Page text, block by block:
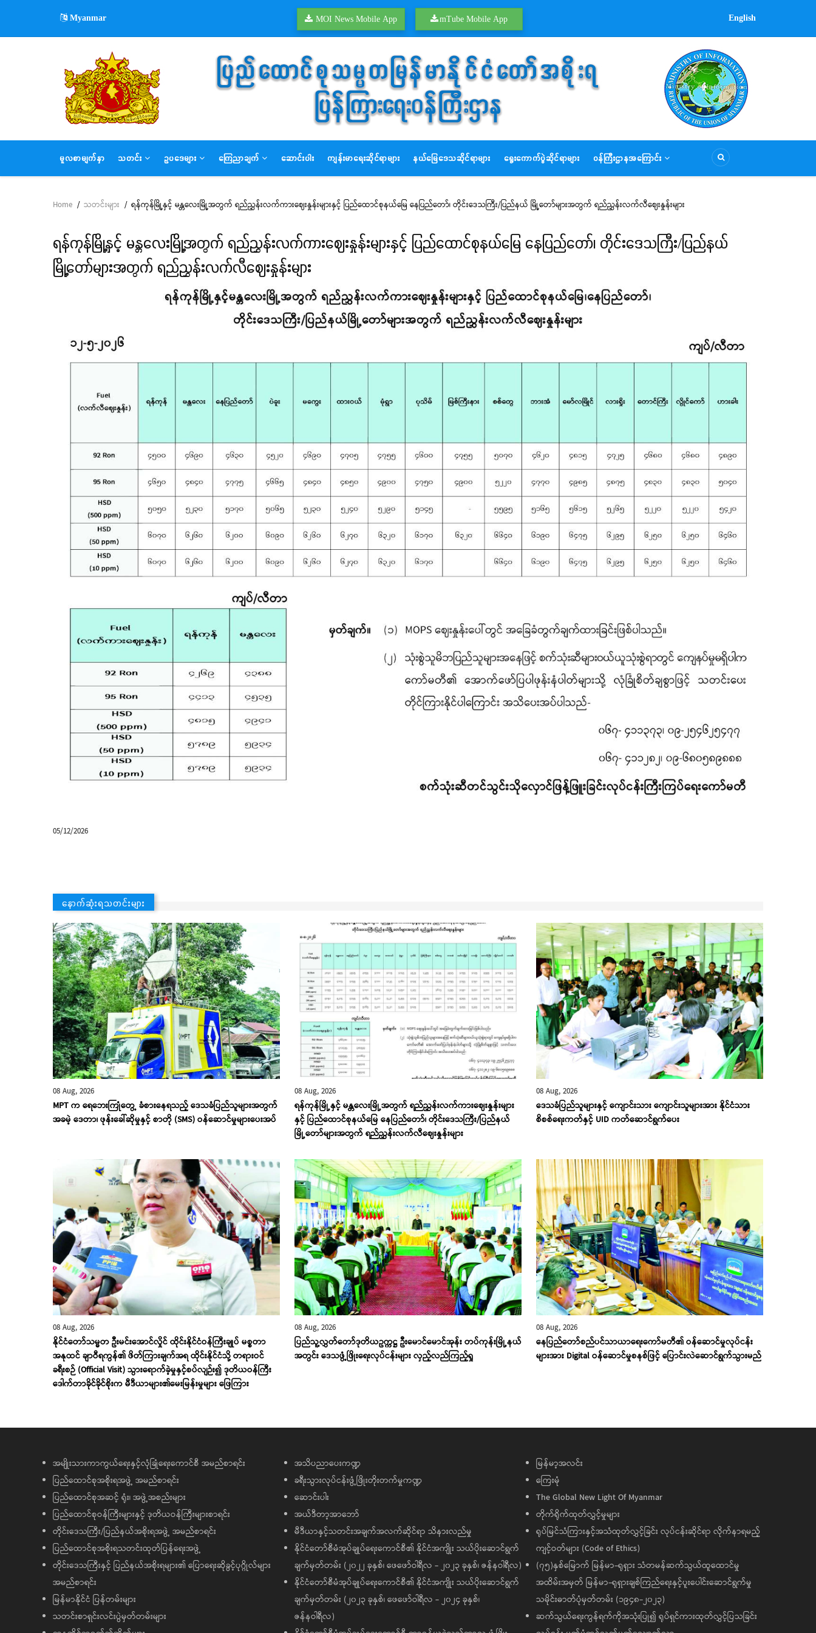
main
Myanmar MOI News Mobile App mTube Mobile App English
MAIN
NAVIGATION
မူလစာမျက်နှာ သတင်း ဥပဒေများ ကြေညာချက် ဆောင်းပါး ကျန်းမာရေးဆိုင်ရာများ နယ်မြေဒေသဆိုင်ရာများ ရွေးကောက်ပွဲဆိုင်ရာများ ဝန်ကြီးဌာနအကြောင်း
Breadcrumb
Home / သတင်းများ / ရန်ကုန်မြို့နှင့် မန္တလေးမြို့အတွက် ရည်ညွှန်းလက်ကားဈေးနှုန်းများနှင့် ပြည်ထောင်စုနယ်မြေ နေပြည်တော်၊ တိုင်းဒေသကြီး/ပြည်နယ် မြို့တော်များအတွက် ရည်ညွှန်းလက်လီဈေးနှုန်းများ
ရန်ကုန်မြို့နှင့် မန္တလေးမြို့အတွက် ရည်ညွှန်းလက်ကားဈေးနှုန်းများနှင့် ပြည်ထောင်စုနယ်မြေ နေပြည်တော်၊ တိုင်းဒေသကြီး/ပြည်နယ်
မြို့တော်များအတွက် ရည်ညွှန်းလက်လီဈေးနှုန်းများ
05/12/2026
နောက်ဆုံးရသတင်းများ
08 Aug, 2026
MPT က ရေဘေးကြုံတွေ့ ခံစားနေရသည့် ဒေသခံပြည်သူများအတွက်
အခမဲ့ ဒေတာ၊ ဖုန်းခေါ်ဆိုမှုနှင့် စာတို (SMS) ဝန်ဆောင်မှုများပေးအပ်
08 Aug, 2026
ရန်ကုန်မြို့နှင့် မန္တလေးမြို့အတွက် ရည်ညွှန်းလက်ကားဈေးနှုန်းများ
နှင့် ပြည်ထောင်စုနယ်မြေ နေပြည်တော်၊ တိုင်းဒေသကြီး/ပြည်နယ်
မြို့တော်များအတွက် ရည်ညွှန်းလက်လီဈေးနှုန်းများ
08 Aug, 2026
ဒေသခံပြည်သူများနှင့် ကျောင်းသား ကျောင်းသူများအား နိုင်ငံသား
စိစစ်ရေးကတ်နှင့် UID ကတ်ဆောင်ရွက်ပေး
08 Aug, 2026
နိုင်ငံတော်သမ္မတ ဦးမင်းအောင်လှိုင် ထိုင်းနိုင်ငံဝန်ကြီးချုပ် မစ္စတာ
အနုထင် ချာဝီရကွန်၏ ဖိတ်ကြားချက်အရ ထိုင်းနိုင်ငံသို့ တရားဝင်
ခရီးစဉ် (Official Visit) သွားရောက်ခဲ့မှုနှင့်စပ်လျဉ်း၍ ဒုတိယဝန်ကြီး
ဒေါက်တာခိုင်ခိုင်စိုးက မီဒီယာများ၏မေးမြန်းမှုများ ဖြေကြား
08 Aug, 2026
ပြည်သူ့လွှတ်တော်ဒုတိယဥက္ကဋ္ဌ ဦးမောင်မောင်အုန်း တပ်ကုန်းမြို့နယ်
အတွင်း ဒေသဖွံ့ဖြိုးရေးလုပ်ငန်းများ လှည့်လည်ကြည့်ရှု
08 Aug, 2026
နေပြည်တော်စည်ပင်သာယာရေးကော်မတီ၏ ဝန်ဆောင်မှုလုပ်ငန်း
များအား Digital ဝန်ဆောင်မှုစနစ်ဖြင့် ပြောင်းလဲဆောင်ရွက်သွားမည်
အမျိုးသားကာကွယ်ရေးနှင့်လုံခြုံရေးကောင်စီ အမည်စာရင်း
ပြည်ထောင်စုအစိုးရအဖွဲ့ အမည်စာရင်း
ပြည်ထောင်စုအဆင့် ရုံး၊ အဖွဲ့အစည်းများ
ပြည်ထောင်စုဝန်ကြီးများနှင့် ဒုတိယဝန်ကြီးများစာရင်း
တိုင်းဒေသကြီး/ပြည်နယ်အစိုးရအဖွဲ့ အမည်စာရင်း
ပြည်ထောင်စုအစိုးရသတင်းထုတ်ပြန်ရေးအဖွဲ့
တိုင်းဒေသကြီးနှင့် ပြည်နယ်အစိုးရများ၏ ပြောရေးဆိုခွင့်ပုဂ္ဂိုလ်များ
အမည်စာရင်း
မြန်မာနိုင်ငံ ပြန်တမ်းများ
သတင်းစာရှင်းလင်းပွဲမှတ်တမ်းများ
အသိပညာပေးကဏ္ဍ
ခရီးသွားလုပ်ငန်းဖွံ့ဖြိုးတိုးတက်မှုကဏ္ဍ
ဆောင်းပါး
အယ်ဒီတာ့အာဘော်
မီဒီယာနှင့်သတင်းအချက်အလက်ဆိုင်ရာ သိနားလည်မှု
နိုင်ငံတော်စီမံအုပ်ချုပ်ရေးကောင်စီ၏ နိုင်ငံအကျိုး သယ်ပိုးဆောင်ရွက်
ချက်မှတ်တမ်း (၂၀၂၂ ခုနှစ်၊ ဖေဖော်ဝါရီလ - ၂၀၂၃ ခုနှစ်၊ ဇန်နဝါရီလ)
နိုင်ငံတော်စီမံအုပ်ချုပ်ရေးကောင်စီ၏ နိုင်ငံအကျိုး သယ်ပိုးဆောင်ရွက်
ချက်မှတ်တမ်း (၂၀၂၃ ခုနှစ်၊ ဖေဖော်ဝါရီလ - ၂၀၂၄ ခုနှစ်၊
ဇန်နဝါရီလ)
မြန်မာ့အလင်း
ကြေးမုံ
The Global New Light Of Myanmar
တိုက်ရိုက်ထုတ်လွှင့်မှုများ
ရုပ်မြင်သံကြားနှင့်အသံထုတ်လွှင့်ခြင်း လုပ်ငန်းဆိုင်ရာ လိုက်နာရမည့်
ကျင့်ဝတ်များ (Code of Ethics)
(၇၅)နှစ်မြောက် မြန်မာ-ရုရှား သံတမန်ဆက်သွယ်ထူထောင်မှု
အထိမ်းအမှတ် မြန်မာ-ရုရှားချစ်ကြည်ရေးနှင့်ပူးပေါင်းဆောင်ရွက်မှု
သမိုင်းဓာတ်ပုံမှတ်တမ်း (၁၉၄၈-၂၀၂၃)
ဆက်သွယ်ရေးကွန်ရက်ကိုအသုံးပြု၍ ရုပ်ရှင်ကားထုတ်လွှင့်ပြသခြင်း